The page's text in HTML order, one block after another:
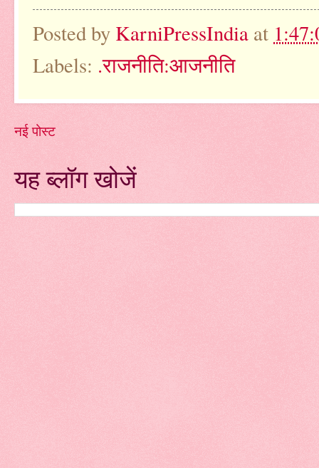
Posted by KarniPressIndia at
Labels: .राजनीति:आजनीति
नई पोस्ट
यह ब्लॉग खोजें